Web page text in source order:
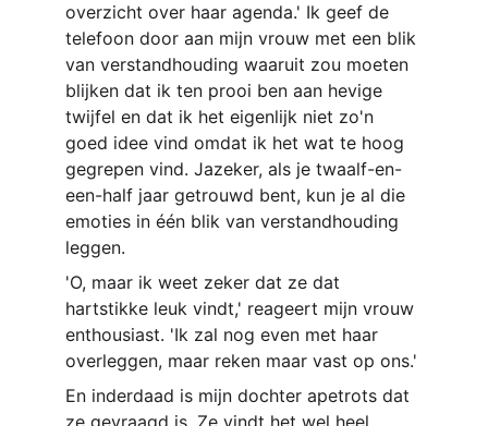
overzicht over haar agenda.' Ik geef de
telefoon door aan mijn vrouw met een blik
van verstandhouding waaruit zou moeten
blijken dat ik ten prooi ben aan hevige
twijfel en dat ik het eigenlijk niet zo'n
goed idee vind omdat ik het wat te hoog
gegrepen vind. Jazeker, als je twaalf-en-
een-half jaar getrouwd bent, kun je al die
emoties in één blik van verstandhouding
leggen.
'O, maar ik weet zeker dat ze dat
hartstikke leuk vindt,' reageert mijn vrouw
enthousiast. 'Ik zal nog even met haar
overleggen, maar reken maar vast op ons.'
En inderdaad is mijn dochter apetrots dat
ze gevraagd is. Ze vindt het wel heel